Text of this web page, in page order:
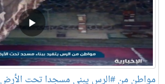
مواطن من #الرس يبني مسجدا تحت الأرض